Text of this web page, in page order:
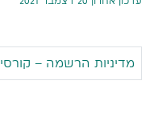
מדיניות הרשמה –